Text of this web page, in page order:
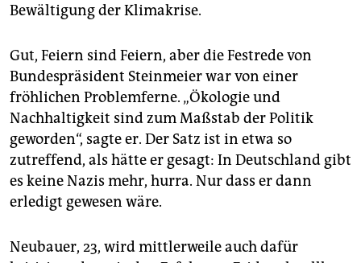
Bewältigung der Klimakrise.
Gut, Feiern sind Feiern, aber die Festrede von
Bundespräsident Steinmeier war von einer
fröhlichen Problemferne. „Ökologie und
Nachhaltigkeit sind zum Maßstab der Politik
geworden“, sagte er. Der Satz ist in etwa so
zutreffend, als hätte er gesagt: In Deutschland gibt
es keine Nazis mehr, hurra. Nur dass er dann
erledigt gewesen wäre.
Neubauer, 23, wird mittlerweile auch dafür